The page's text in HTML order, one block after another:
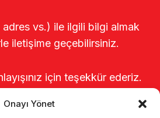
Onayı Yönet
adres vs.) ile ilgili bilgi almak
iletişime geçebilirsiniz.
için teşekkür ederiz.